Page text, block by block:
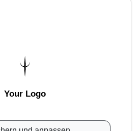
Your Logo